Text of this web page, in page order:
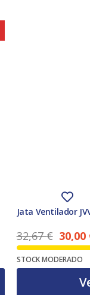
Jata Ventilador
32,67€
El precio original era: 32,67 €.
30,00
STOCK MODERADO